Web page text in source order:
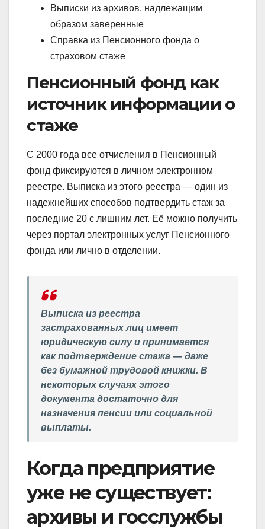
Выписки из архивов, надлежащим
образом заверенные
Справка из Пенсионного фонда о
страховом стаже
Пенсионный фонд как
источник информации о
стаже
С 2000 года все отчисления в Пенсионный
фонд фиксируются в личном электронном
реестре. Выписка из этого реестра — один из
надежнейших способов подтвердить стаж за
последние 20 с лишним лет. Её можно получить
через портал электронных услуг Пенсионного
фонда или лично в отделении.
Выписка из реестра
застрахованных лиц имеет
юридическую силу и принимается
как подтверждение стажа — даже
без бумажной трудовой книжки. В
некоторых случаях этого
документа достаточно для
назначения пенсии или социальной
выплаты.
Когда предприятие
уже не существует:
архивы и госслужбы